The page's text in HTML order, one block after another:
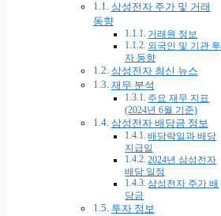
삼성전자 주가 및 거래
동향
거래원 정보
외국인 및 기관 투
자 동향
삼성전자 최신 뉴스
재무 분석
주요 재무 지표
(2024년 6월 기준)
삼성전자 배당금 정보
배당락일과 배당
지급일
2024년 삼성전자
배당 일정
삼성전자 주가 배
당금
투자 정보